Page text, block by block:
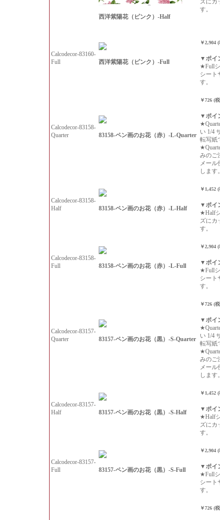
西洋紫陽花（ピンク）-Half
ズにカ
す。
Calcodecor-83160-
Full
西洋紫陽花（ピンク）-Full
￥2,904
▼ポイ
★Full
シート
す。
Calcodecor-83158-
Quarter
83158-ペン画のお花（赤）-L-Quarter
￥726 (
▼ポイ
い 1/4
転写紙
みのご
メール
します
Calcodecor-83158-
Half
83158-ペン画のお花（赤）-L-Half
￥1,452
▼ポイ
★Half
ズにカ
す。
Calcodecor-83158-
Full
83158-ペン画のお花（赤）-L-Full
￥2,904
▼ポイ
★Full
シート
す。
Calcodecor-83157-
Quarter
83157-ペン画のお花（黒）-S-Quarter
￥726 (
▼ポイ
い 1/4
転写紙
みのご
メール
します
Calcodecor-83157-
Half
83157-ペン画のお花（黒）-S-Half
￥1,452
▼ポイ
★Half
ズにカ
す。
Calcodecor-83157-
Full
83157-ペン画のお花（黒）-S-Full
￥2,904
▼ポイ
★Full
シート
す。
￥726 (